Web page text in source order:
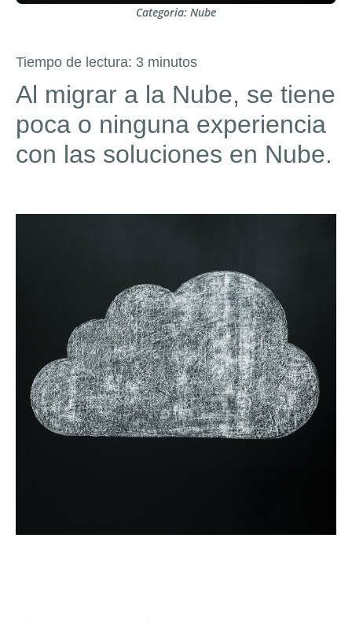
Categoria: Nube
Tiempo de lectura: 3 minutos
Al migrar a la Nube, se tiene
poca o ninguna experiencia
con las soluciones en Nube.